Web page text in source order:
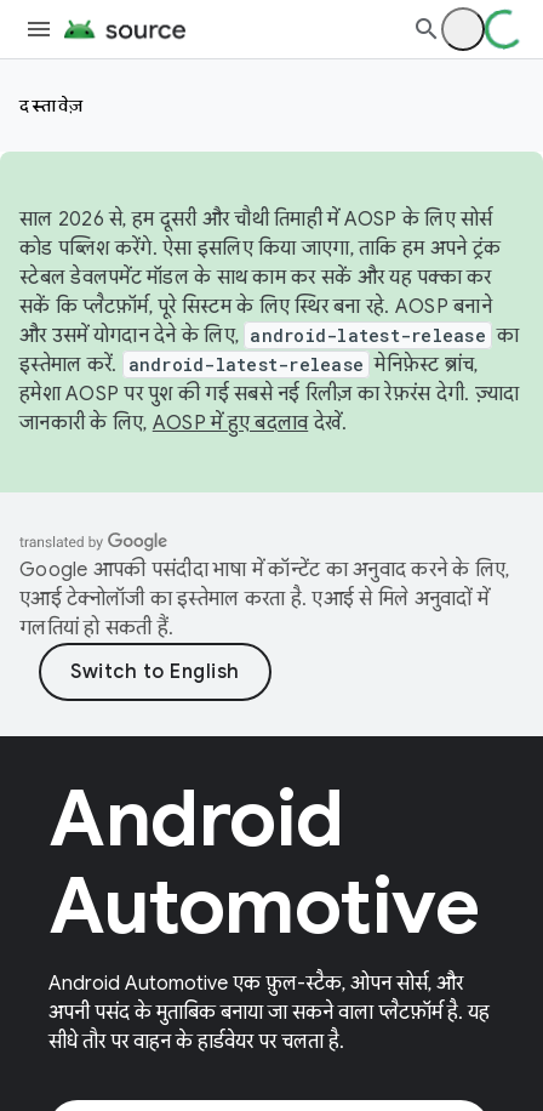
दस्तावेज़
साल 2026 से, हम दूसरी और चौथी तिमाही में AOSP के लिए सोर्स
कोड पब्लिश करेंगे. ऐसा इसलिए किया जाएगा, ताकि हम अपने ट्रंक
स्टेबल डेवलपमेंट मॉडल के साथ काम कर सकें और यह पक्का कर
सकें कि प्लैटफ़ॉर्म, पूरे सिस्टम के लिए स्थिर बना रहे. AOSP बनाने
और उसमें योगदान देने के लिए, android-latest-release का
इस्तेमाल करें.
android-latest-release मेनिफ़ेस्ट ब्रांच,
हमेशा AOSP पर पुश की गई सबसे नई रिलीज़ का रेफ़रंस देगी. ज़्यादा
जानकारी के लिए, AOSP में हुए बदलावदेखें.
Google आपकी पसंदीदा भाषा में कॉन्टेंट का अनुवाद करने के लिए,
एआई टेक्नोलॉजी का इस्तेमाल करता है. एआई से मिले अनुवादों में
गलतियां हो सकती हैं.
Android
Automotive
Android Automotive एक फ़ुल-स्टैक, ओपन सोर्स, और
अपनी पसंद के मुताबिक बनाया जा सकने वाला प्लैटफ़ॉर्म है. यह
सीधे तौर पर वाहन के हार्डवेयर पर चलता है.